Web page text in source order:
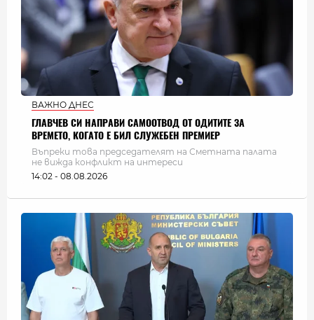
ВАЖНО ДНЕС
ГЛАВЧЕВ СИ НАПРАВИ САМООТВОД ОТ ОДИТИТЕ ЗА
ВРЕМЕТО, КОГАТО Е БИЛ СЛУЖЕБЕН ПРЕМИЕР
Въпреки това председателят на Сметната палата
не вижда конфликт на интереси
14:02 - 08.08.2026